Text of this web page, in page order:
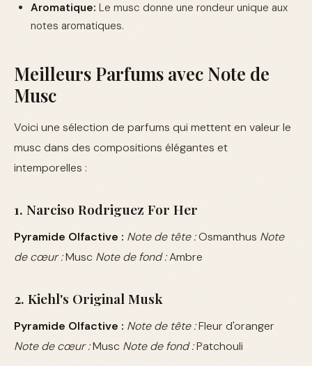
Aromatique: Le musc donne une rondeur unique aux
notes aromatiques.
Meilleurs Parfums avec Note de
Musc
Voici une sélection de parfums qui mettent en valeur le
musc dans des compositions élégantes et
intemporelles :
1. Narciso Rodriguez For Her
Pyramide Olfactive : Note de tête :Osmanthus Note
de cœur :Musc Note de fond :Ambre
2. Kiehl's Original Musk
Pyramide Olfactive : Note de tête :Fleur d'oranger
Note de cœur :Musc Note de fond :Patchouli